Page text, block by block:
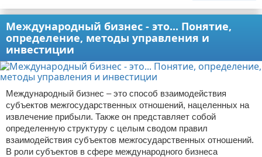
Международный бизнес - это... Понятие,
определение, методы управления и
инвестиции
Международный бизнес – это способ взаимодействия
субъектов межгосударственных отношений, нацеленных на
извлечение прибыли. Также он представляет собой
определенную структуру с целым сводом правил
взаимодействия субъектов межгосударственных отношений.
В роли субъектов в сфере международного бизнеса